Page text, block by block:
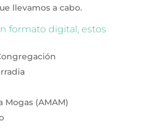
llevamos a cabo.
formato digital, estos
Mogas (AMAM)